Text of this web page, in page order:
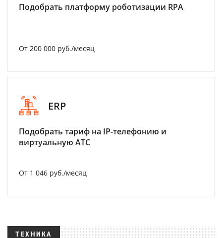
Подобрать платформу роботизации RPA
От 200 000 руб./месяц
ERP
Подобрать тариф на IP-телефонию и
виртуальную АТС
От 1 046 руб./месяц
ТЕХНИКА